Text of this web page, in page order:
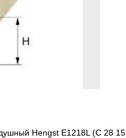
Hengst E1218L (C 28